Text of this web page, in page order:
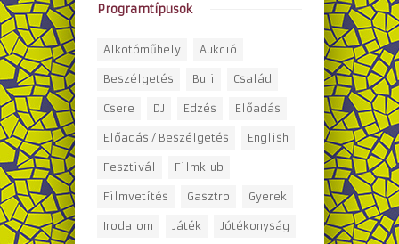
Programtípusok
Alkotóműhely Aukció
Beszélgetés Buli Család
Csere DJ Edzés Előadás
Előadás / Beszélgetés English
Fesztivál Filmklub
Filmvetítés Gasztro Gyerek
Irodalom Játék Jótékonyság